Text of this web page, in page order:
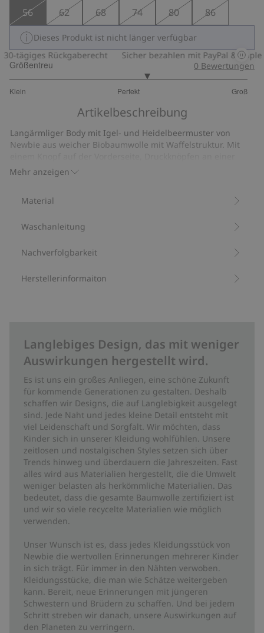
56 62 68 74 80 86
Dieses Produkt ist nicht länger verfügbar
tägiges Rückgaberecht
Sicher bezahlen mit PayPal & Apple
Größentreu
Klein Perfekt Groß
von
26
Bewertungen
0 Bewertungen
Artikelbeschreibung
Mehr anzeigen
Langärmliger Body mit Igel- und Heidelbeermuster von
Newbie aus weicher Biobaumwolle mit Waffelstruktur. Mit
Schulter und im Schritt sowie Rippbündchen an den
Beinöffnungen.
Artikelnummer
Material
Waschanleitung
Nachverfolgbarkeit
Herstellerinformaiton
Langlebiges Design, das mit weniger
Auswirkungen hergestellt wird.
Es ist uns ein großes Anliegen, eine schöne Zukunft
für kommende Generationen zu gestalten. Deshalb
schaffen wir Designs, die auf Langlebigkeit ausgelegt
sind. Jede Naht und jedes kleine Detail entsteht mit
viel Leidenschaft und Sorgfalt. Wir möchten, dass
Kinder sich in unserer Kleidung wohlfühlen. Unsere
zeitlosen und nostalgischen Styles setzen sich über
Trends hinweg und überdauern die Jahreszeiten. Fast
alles wird aus Materialien hergestellt, die die Umwelt
weniger belasten als herkömmliche Materialien. Das
bedeutet, dass die gesamte Baumwolle zertifiziert ist
und wir so viele recycelte Materialien wie möglich
verwenden.
Unser Wunsch ist es, dass jedes Kleidungsstück von
Newbie die wertvollen Erinnerungen mehrerer Kinder
in sich trägt. Für immer in den Nähten verwoben.
Kleidungsstücke, die man wie Schätze weitergeben
kann. Bereit, neue Erinnerungen mit jüngeren
Schwestern und Brüdern zu schaffen. Und bei jedem
Schritt streben wir danach, unsere Auswirkungen auf
den Planeten zu verringern.